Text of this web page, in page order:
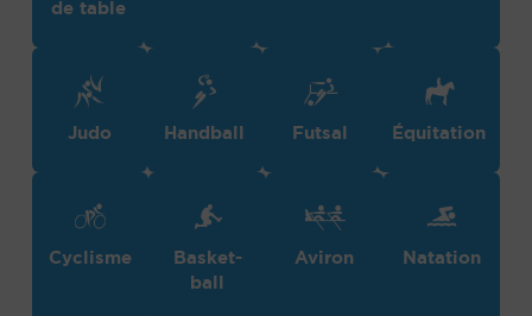
de table
Judo Handball Futsal Équitation
Cyclisme
Basket-
ball
Aviron Natation